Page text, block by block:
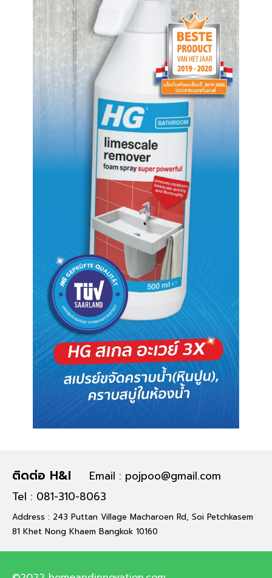
ติดต่อ H&I
Email : pojpoo@gmail.com
Tel : 081-310-8063
Address : 243 Puttan Village Macharoen Rd, Soi Petchkasem
81 Khet Nong Khaem Bangkok 10160